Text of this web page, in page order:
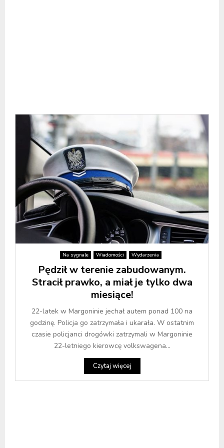
Na sygnale Wiadomości Wydarzenia
Pędził w terenie zabudowanym.
Stracił prawko, a miał je tylko dwa
miesiące!
22-latek w Margoninie jechał autem ponad 100 na
godzinę. Policja go zatrzymała i ukarała. W ostatnim
czasie policjanci drogówki zatrzymali w Margoninie
22-letniego kierowcę volkswagena...
Czytaj więcej